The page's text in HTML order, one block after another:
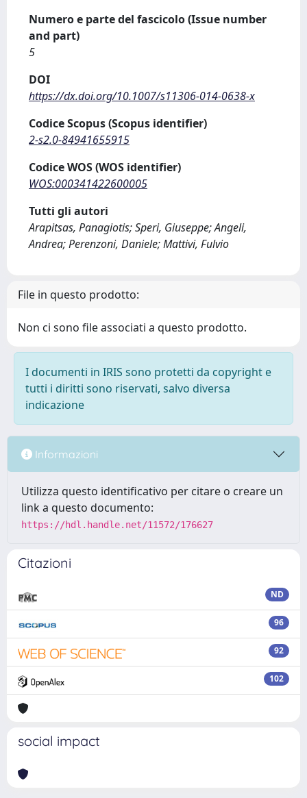
Numero e parte del fascicolo (Issue number
and part)
5
DOI
https://dx.doi.org/10.1007/s11306-014-0638-x
Codice Scopus (Scopus identifier)
2-s2.0-84941655915
Codice WOS (WOS identifier)
WOS:000341422600005
Tutti gli autori
Arapitsas, Panagiotis; Speri, Giuseppe; Angeli,
Andrea; Perenzoni, Daniele; Mattivi, Fulvio
File in questo prodotto:
Non ci sono file associati a questo prodotto.
I documenti in IRIS sono protetti da copyright e
tutti i diritti sono riservati, salvo diversa
indicazione
Informazioni
Utilizza questo identificativo per citare o creare un
link a questo documento:
https://hdl.handle.net/11572/176627
Citazioni
ND
96
92
102
social impact